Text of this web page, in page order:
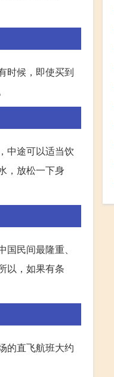
时候，即使买到
中途可以适当饮
，放松一下身
民间最隆重、
以，如果有条
的直飞航班大约